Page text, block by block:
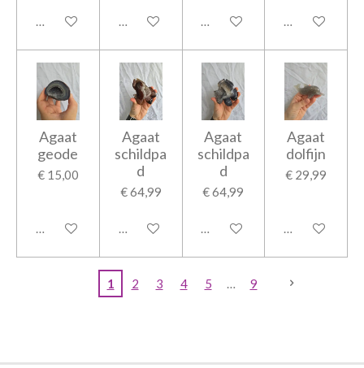
In winkelwagen In winkelwagen In winkelwagen In
Agaat
geode
€ 15,00
In winkelwagen
Agaat
schildpa
d
€ 64,99
In winkelwagen
Agaat
schildpa
d
€ 64,99
In winkelwagen
Agaat
dolfijn
€ 29,99
In
1 2 3 4 5 9